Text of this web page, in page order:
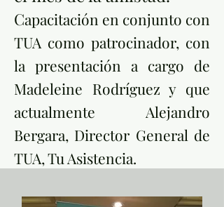
Capacitación en conjunto con
TUA como patrocinador, con
la presentación a cargo de
Madeleine Rodríguez y que
actualmente Alejandro
Bergara, Director General de
TUA, Tu Asistencia.